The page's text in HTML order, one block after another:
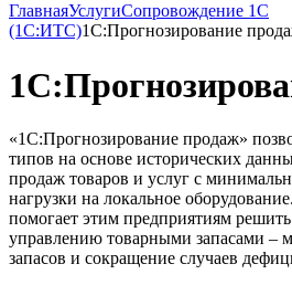
ГлавнаяУслугиСопровождение 1С
(1С:ИТС)1С:Прогнозирование
«1С:Прогнозирование продаж»
типов на основе исторических
продаж товаров и услуг с
нагрузки на локальное
помогает этим предприятиям
управлению товарными запасами –
запасов и сокращение случаев